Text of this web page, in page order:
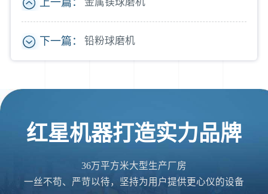
上一篇：
下一篇： 铅粉球磨机
红星机器打造实力品牌
36万平方米大型生产厂房
一丝不苟、严苛以待，坚持为用户提供更心仪的设备